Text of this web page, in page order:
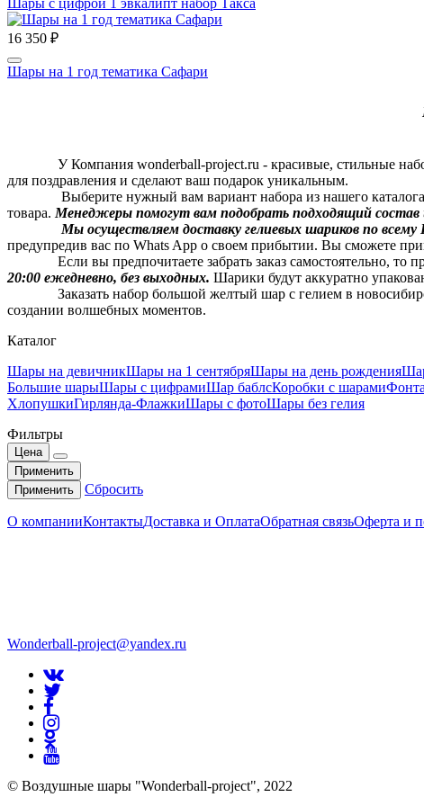
16 350 ₽
Шары на 1 год тематика Сафари
У Компания wonderball-project.ru - красивые, стильные
для поздравления и сделают ваш подарок уникальным.
Выберите нужный вам вариант набора из нашего каталога и
товара. Менеджеры помогут вам подобрать подходящий
Мы осуществляем доставку гелиевых шариков по всему
предупредив вас по Whats App о своем прибытии. Вы сможете
Если вы предпочитаете забрать заказ самостоятельно, то
20:00 ежедневно, без выходных. Шарики будут аккуратно
Заказать набор большой желтый шар с гелием в
создании волшебных моментов.
Каталог
Шары на девичникШары на 1 сентябряШары на день рождения
Большие шарыШары с цифрамиШар баблсКоробки с шарами
ХлопушкиГирлянда-ФлажкиШары с фотоШары без гелия
Фильтры
Цена
Применить
Применить
Сбросить
О компанииКонтактыДоставка и ОплатаОбратная связьОферта и
Wonderball-project@yandex.ru
© Воздушные шары "Wonderball-project", 2022